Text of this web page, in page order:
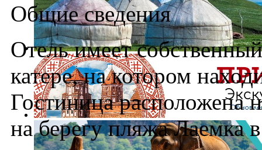
Общие сведения
Отель имеет
катере, на котором
Гостиница расположена
на берегу пляжа Лаемка